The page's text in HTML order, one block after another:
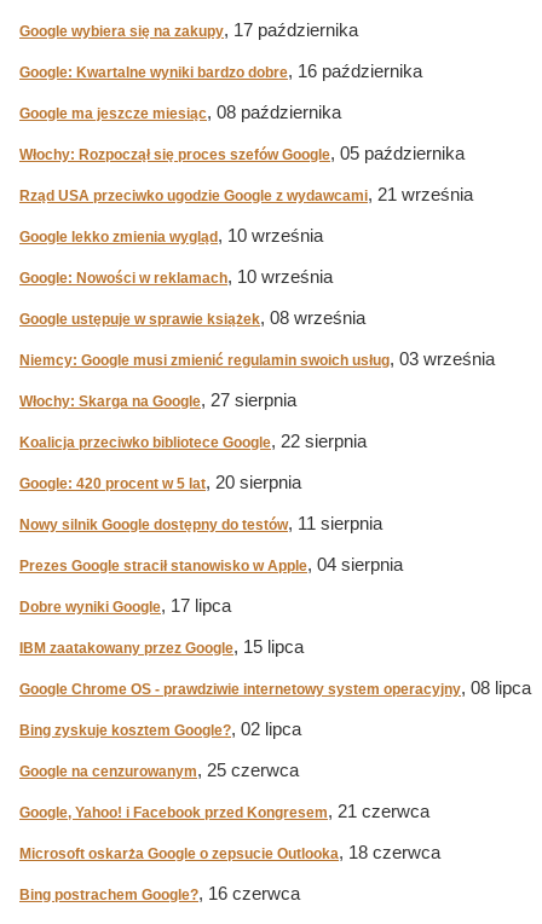
Google wybiera się na zakupy, 17 października
Google: Kwartalne wyniki bardzo dobre, 16 października
Google ma jeszcze miesiąc, 08 października
Włochy: Rozpoczął się proces szefów Google, 05 października
Rząd USA przeciwko ugodzie Google z wydawcami, 21 września
Google lekko zmienia wygląd , 10 września
Google: Nowości w reklamach, 10 września
Google ustępuje w sprawie książek, 08 września
Niemcy: Google musi zmienić regulamin swoich usług, 03 września
Włochy: Skarga na Google, 27 sierpnia
Koalicja przeciwko bibliotece Google, 22 sierpnia
Google: 420 procent w 5 lat, 20 sierpnia
Nowy silnik Google dostępny do testów, 11 sierpnia
Prezes Google stracił stanowisko w Apple, 04 sierpnia
Dobre wyniki Google, 17 lipca
IBM zaatakowany przez Google, 15 lipca
Google Chrome OS - prawdziwie internetowy system operacyjny, 08 lipca
Bing zyskuje kosztem Google?, 02 lipca
Google na cenzurowanym, 25 czerwca
Google, Yahoo! i Facebook przed Kongresem, 21 czerwca
Microsoft oskarża Google o zepsucie Outlooka, 18 czerwca
Bing postrachem Google?, 16 czerwca